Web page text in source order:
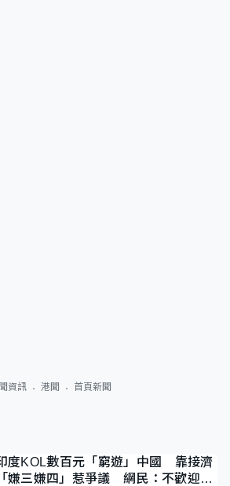
資訊 港聞 首頁新聞
度KOL數百元「窮遊」中國 靠接濟
「嫌三嫌四」惹爭議 網民：不歡迎劣